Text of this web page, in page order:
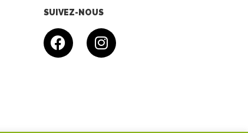
SUIVEZ-NOUS